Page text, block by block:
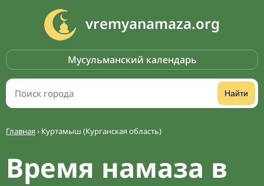
vremyanamaza.org
Мусульманский календарь
Найти
Главная› Куртамыш (Курганская область)
Время намаза в